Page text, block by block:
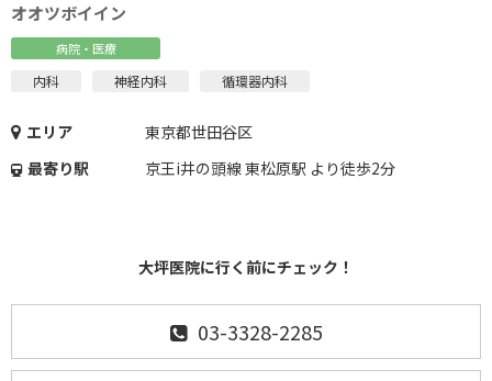
オオツボイイン
病院・医療
内科 神経内科 循環器内科
エリア
東京都世田谷区
最寄り駅
京王i井の頭線 東松原駅 より徒歩2分
大坪医院に行く前にチェック！
03-3328-2285